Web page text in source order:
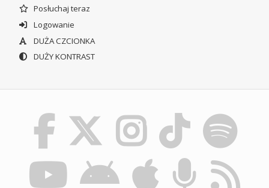
Posłuchaj teraz
Logowanie
DUŻA CZCIONKA
DUŻY KONTRAST